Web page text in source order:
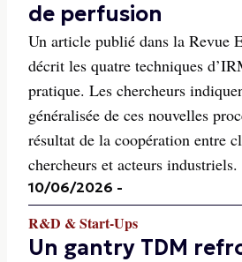
de perfusion
Un article publié dans la Revue
décrit les quatre techniques
pratique. Les chercheurs
généralisée de ces nouvelles
résultat de la coopération entre
chercheurs et acteurs industriels.
10/06/2026 -
R&D & Start-Ups
Un gantry TDM